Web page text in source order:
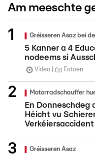
Am meeschte
Gréisseren Asaz bei
5 Kanner a 4
nodeems si
Video Fotoen
Motorradschauffer
En Donneschdeg
Héicht vu
Verkéiersaccident
Gréisseren Asaz